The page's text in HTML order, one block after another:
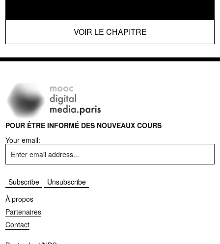
VOIR LE CHAPITRE
POUR ÊTRE INFORMÉ DES NOUVEAUX COURS
Your email:
À propos
Partenaires
Contact